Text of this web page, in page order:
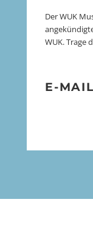
Der WUK
WUK. Trage
E-MAIL